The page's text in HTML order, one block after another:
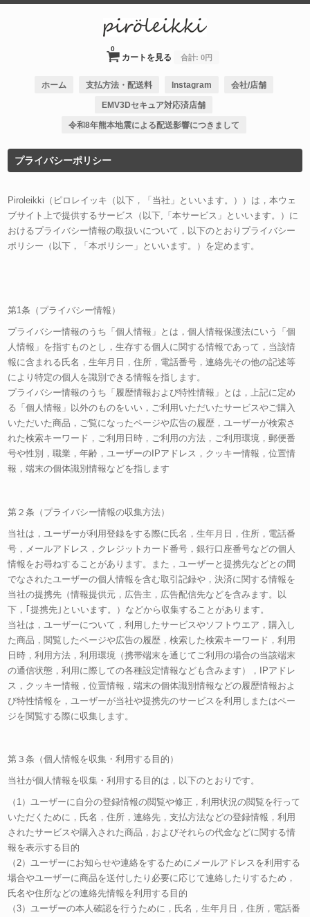
カートを見る
0
合計: 0円
ホーム 支払方法・配送料 Instagram 会社/店舗
EMV3Dセキュア対応済店舗
令和8年熊本地震による配送影響につきまして
プライバシーポリシー
Piroleikki（ピロレイッキ（以下，「当社」といいます。））は，本ウェ
ブサイト上で提供するサービス（以下,「本サービス」といいます。）に
おけるプライバシー情報の取扱いについて，以下のとおりプライバシー
ポリシー（以下，「本ポリシー」といいます。）を定めます。
第1条（プライバシー情報）
プライバシー情報のうち「個人情報」とは，個人情報保護法にいう「個
人情報」を指すものとし，生存する個人に関する情報であって，当該情
報に含まれる氏名，生年月日，住所，電話番号，連絡先その他の記述等
により特定の個人を識別できる情報を指します。
プライバシー情報のうち「履歴情報および特性情報」とは，上記に定め
る「個人情報」以外のものをいい，ご利用いただいたサービスやご購入
いただいた商品，ご覧になったページや広告の履歴，ユーザーが検索さ
れた検索キーワード，ご利用日時，ご利用の方法，ご利用環境，郵便番
号や性別，職業，年齢，ユーザーのIPアドレス，クッキー情報，位置情
報，端末の個体識別情報などを指します
第２条（プライバシー情報の収集方法）
当社は，ユーザーが利用登録をする際に氏名，生年月日，住所，電話番
号，メールアドレス，クレジットカード番号，銀行口座番号などの個人
情報をお尋ねすることがあります。また，ユーザーと提携先などとの間
でなされたユーザーの個人情報を含む取引記録や，決済に関する情報を
当社の提携先（情報提供元，広告主，広告配信先などを含みます。以
下，｢提携先｣といいます。）などから収集することがあります。
当社は，ユーザーについて，利用したサービスやソフトウエア，購入し
た商品，閲覧したページや広告の履歴，検索した検索キーワード，利用
日時，利用方法，利用環境（携帯端末を通じてご利用の場合の当該端末
の通信状態，利用に際しての各種設定情報なども含みます），IPアドレ
ス，クッキー情報，位置情報，端末の個体識別情報などの履歴情報およ
び特性情報を，ユーザーが当社や提携先のサービスを利用しまたはペー
ジを閲覧する際に収集します。
第３条（個人情報を収集・利用する目的）
当社が個人情報を収集・利用する目的は，以下のとおりです。
（1）ユーザーに自分の登録情報の閲覧や修正，利用状況の閲覧を行って
いただくために，氏名，住所，連絡先，支払方法などの登録情報，利用
されたサービスや購入された商品，およびそれらの代金などに関する情
報を表示する目的
（2）ユーザーにお知らせや連絡をするためにメールアドレスを利用する
場合やユーザーに商品を送付したり必要に応じて連絡したりするため，
氏名や住所などの連絡先情報を利用する目的
（3）ユーザーの本人確認を行うために，氏名，生年月日，住所，電話番